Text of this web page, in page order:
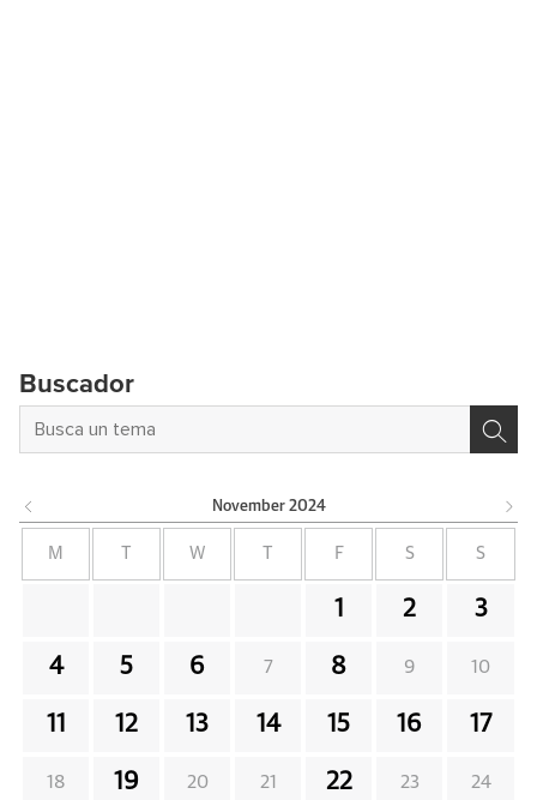
Buscador
November 2024
M W F S S
1 2 3
4 5 6 7 8 9 10
11 12 13 14 15 16 17
18 19 20 21 22 23 24